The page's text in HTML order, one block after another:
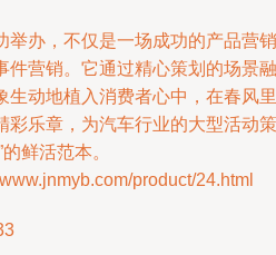
举办，不仅是一场成功的产品营销
件营销。它通过精心策划的场景融
生动地植入消费者心中，在春风里
彩乐章，为汽车行业的大型活动策
鲜活范本。
product/24.html